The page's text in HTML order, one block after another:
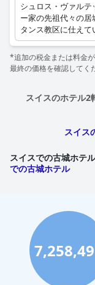
シュロス・ヴァル
ー家の先祖代々の
タンス教区に仕え
ァルテンゼーのも
り、それとともに
にホテルとなった
がら、東スイス初
*追加の税金または料金
最終の価格を確認してく
スイスのホテル2
スイス
スイスでの古城ホテル
での古城ホテル